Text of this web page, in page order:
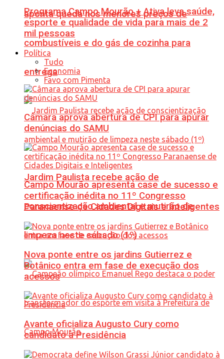
aponta queda nos menores preços de
combustíveis e do gás de cozinha para
entrega
Jardim Paulista recebe ação de
conscientização ambiental e mutirão de
limpeza neste sábado (1º)
Programa Campo Mourão + Ativa leva saúde,
esporte e qualidade de vida para mais de 2
mil pessoas
Política
Tudo
Economia
Favo com Pimenta
Câmara aprova abertura de CPI para apurar
denúncias do SAMU
Campo Mourão apresenta case de sucesso e
certificação inédita no 11º Congresso
Paranaense de Cidades Digitais e Inteligentes
Nova ponte entre os jardins Gutierrez e
Botânico entra em fase de execução dos
acessos
Avante oficializa Augusto Cury como
candidato à Presidência